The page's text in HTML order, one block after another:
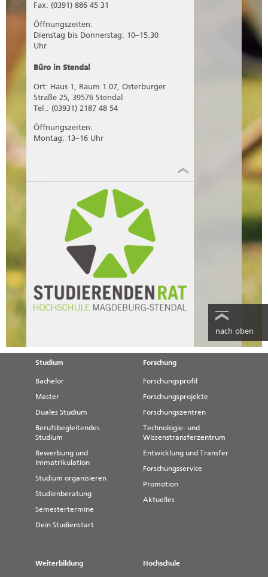
Fax: (0391) 886 45 31
Öffnungszeiten:
Dienstag bis Donnerstag: 10–15.30
Uhr
Büro in Stendal
Ort: Haus 1, Raum 1.07, Osterburger
Straße 25, 39576 Stendal
Tel.: (03931) 2187 48 54
Öffnungszeiten:
Montag: 13–16 Uhr
nach oben
Studium
Bachelor
Master
Duales Studium
Berufsbegleitendes
Studium
Bewerbung und
Immatrikulation
Studium organisieren
Studienberatung
Semestertermine
Dein Studienstart
Forschung
Forschungsprofil
Forschungsprojekte
Forschungszentren
Technologie- und
Wissenstransferzentrum
Entwicklung und Transfer
Forschungsservice
Promotion
Aktuelles
Weiterbildung Hochschule